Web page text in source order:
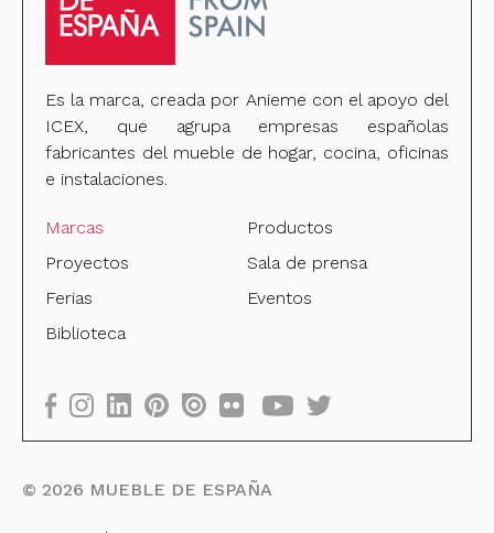
Es la marca, creada por Anieme con el apoyo del
ICEX, que agrupa empresas españolas
fabricantes del mueble de hogar, cocina, oficinas
e instalaciones.
Marcas
Productos
Proyectos
Sala de prensa
Ferias
Eventos
Biblioteca
© 2026 MUEBLE DE ESPAÑA